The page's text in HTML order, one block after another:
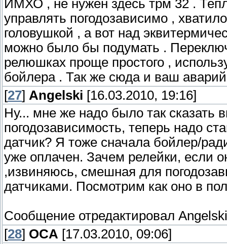
ИМХО , не нужен здесь трм 32 .
управлять погодозависимо ,
головушкой , а вот над
можно было бы подумать .
релюшках проще простого ,
бойлера . Так же сюда и ваш
[27] Angelski [16.03.2010, 19:16]
Ну... мне же надо было так сказать
погодозависимость, теперь надо
датчик? Я тоже сначала бойлер/
уже оплачен. Зачем релейки, если
,извиняюсь, смешная для
датчиками. Посмотрим как оно в
Сообщение отредактировал Angelski
[28] OCA [17.03.2010, 09:06]